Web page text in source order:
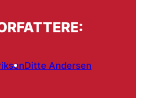
Ditte Andersen